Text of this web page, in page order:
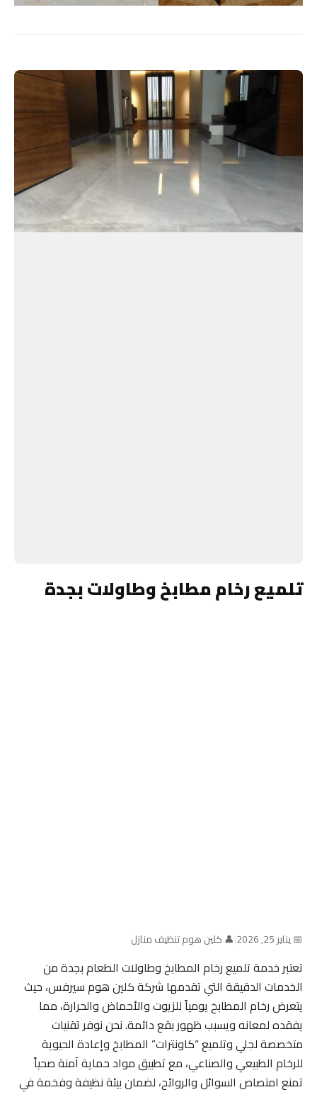
تلميع رخام مطابخ وطاولات بجدة
📅 يناير 25, 2026 |👤 كلين هوم تنظيف منازل
تعتبر خدمة تلميع رخام المطابخ وطاولات الطعام بجدة من
الخدمات الدقيقة التي تقدمها شركة كلين هوم سيرفس، حيث
يتعرض رخام المطابخ يومياً للزيوت والأحماض والحرارة، مما
يفقده لمعانه ويسبب ظهور بقع دائمة. نحن نوفر تقنيات
متخصصة لجلي وتلميع “كاونترات” المطابخ وإعادة الحيوية
للرخام الطبيعي والصناعي، مع تطبيق مواد حماية آمنة صحياً
تمنع امتصاص السوائل والروائح، لضمان بيئة نظيفة وفخمة في